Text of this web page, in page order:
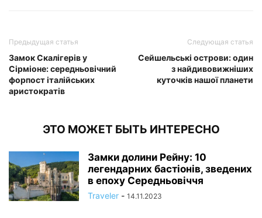
Предыдущая статья
Замок Скалігерів у
Сірміоне: середньовічний
форпост італійських
аристократів
Следующая статья
Сейшельські острови: один
з найдивовижніших
куточків нашої планети
ЭТО МОЖЕТ БЫТЬ ИНТЕРЕСНО
Замки долини Рейну: 10
легендарних бастіонів, зведених
в епоху Середньовіччя
Traveler - 14.11.2023